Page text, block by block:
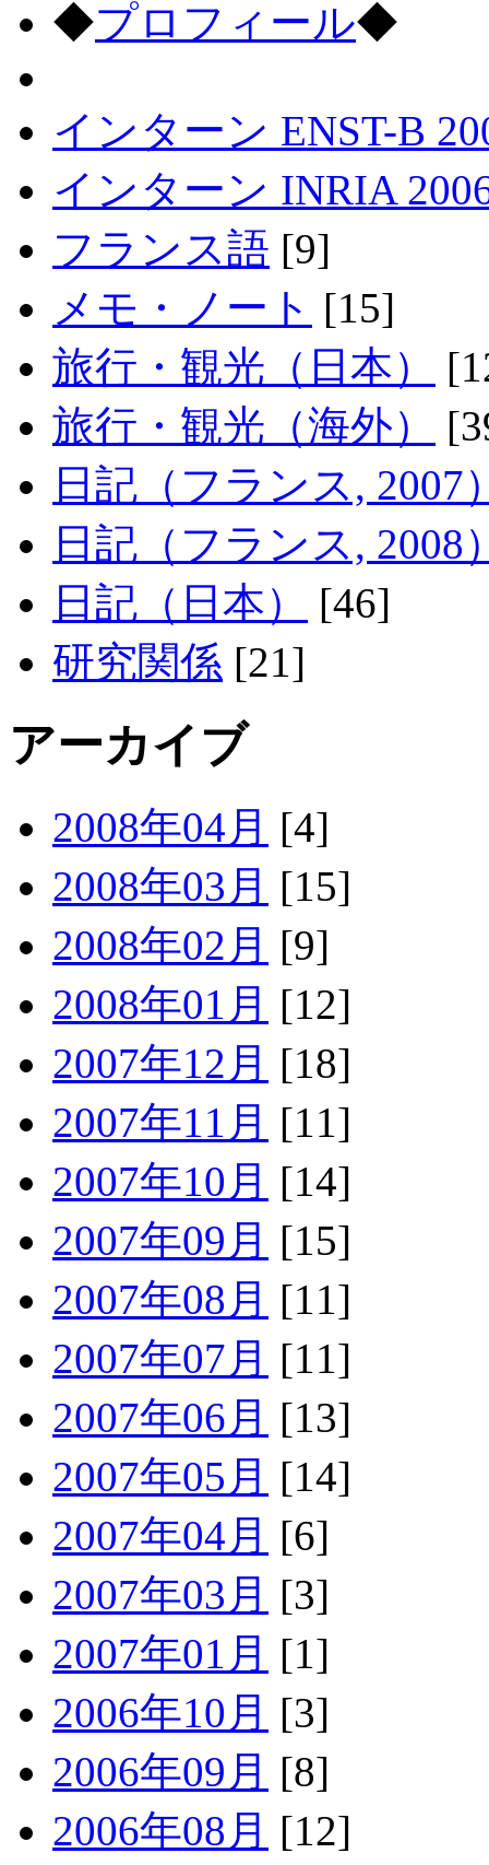
◆プロフィール◆
インターン ENST-B
インターン INRIA
フランス語 [9]
メモ・ノート [15]
旅行・観光（日本）
旅行・観光（海外）
日記（フランス, 2007
日記（フランス, 2008
日記（日本）
[46]
研究関係 [21]
アーカイブ
2008年04月 [4]
2008年03月 [15]
2008年02月 [9]
2008年01月 [12]
2007年12月 [18]
2007年11月 [11]
2007年10月 [14]
2007年09月 [15]
2007年08月 [11]
2007年07月 [11]
2007年06月 [13]
2007年05月 [14]
2007年04月 [6]
2007年03月 [3]
2007年01月 [1]
2006年10月 [3]
2006年09月 [8]
2006年08月 [12]